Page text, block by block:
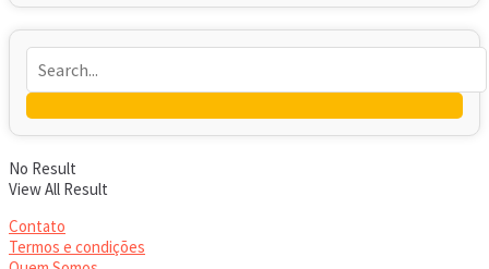
No Result
View All Result
Contato
Termos e condições